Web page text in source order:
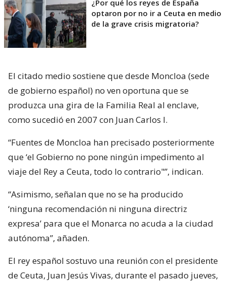
¿Por qué los reyes de España
optaron por no ir a Ceuta en medio
de la grave crisis migratoria?
El citado medio sostiene que desde Moncloa (sede
de gobierno español) no ven oportuna que se
produzca una gira de la Familia Real al enclave,
como sucedió en 2007 con Juan Carlos I.
“Fuentes de Moncloa han precisado posteriormente
que ‘el Gobierno no pone ningún impedimento al
viaje del Rey a Ceuta, todo lo contrario"”, indican.
“Asimismo, señalan que no se ha producido
‘ninguna recomendación ni ninguna directriz
expresa’ para que el Monarca no acuda a la ciudad
autónoma”, añaden.
El rey español sostuvo una reunión con el presidente
de Ceuta, Juan Jesús Vivas, durante el pasado jueves,